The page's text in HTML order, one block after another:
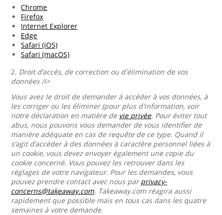
Chrome
Firefox
Internet Explorer
Edge
Safari (iOS)
Safari (macOS)
2. Droit d’accès, de correction ou d'élimination de vos
données /i>
Vous avez le droit de demander à accéder à vos données, à
les corriger ou les éliminer (pour plus d'information, voir
notre déclaration en matière de vie privée. Pour éviter tout
abus, nous pouvons vous demander de vous identifier de
manière adéquate en cas de requête de ce type. Quand il
s’agit d’accéder à des données à caractère personnel liées à
un cookie, vous devez envoyer également une copie du
cookie concerné. Vous pouvez les retrouver dans les
réglages de votre navigateur. Pour les demandes, vous
pouvez prendre contact avec nous parprivacy-
concerns@takeaway.com. Takeaway.com réagira aussi
rapidement que possible mais en tous cas dans les quatre
semaines à votre demande.